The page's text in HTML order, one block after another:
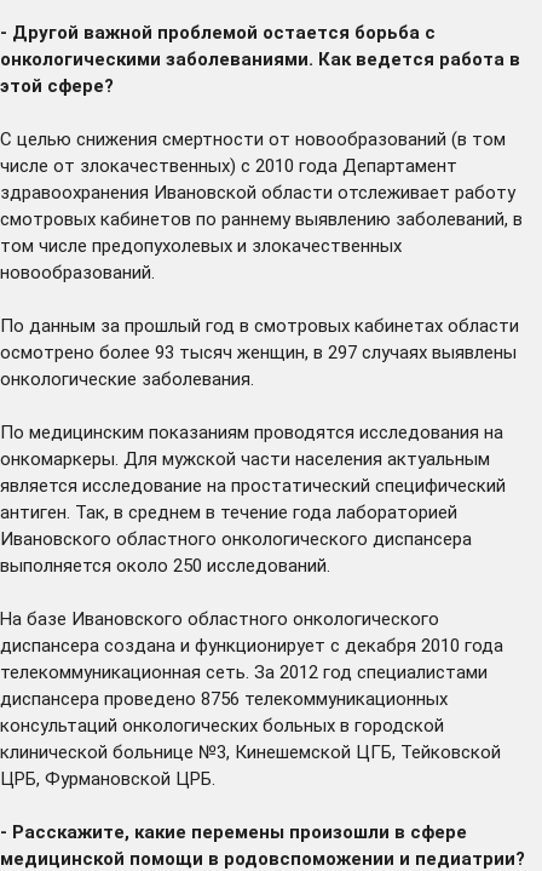
- Другой важной проблемой остается борьба с
онкологическими заболеваниями. Как ведется работа в
этой сфере?
С целью снижения смертности от новообразований (в том
числе от злокачественных) с 2010 года Департамент
здравоохранения Ивановской области отслеживает работу
смотровых кабинетов по раннему выявлению заболеваний, в
том числе предопухолевых и злокачественных
новообразований.
По данным за прошлый год в смотровых кабинетах области
осмотрено более 93 тысяч женщин, в 297 случаях выявлены
онкологические заболевания.
По медицинским показаниям проводятся исследования на
онкомаркеры. Для мужской части населения актуальным
является исследование на простатический специфический
антиген. Так, в среднем в течение года лабораторией
Ивановского областного онкологического диспансера
выполняется около 250 исследований.
На базе Ивановского областного онкологического
диспансера создана и функционирует с декабря 2010 года
телекоммуникационная сеть. За 2012 год специалистами
диспансера проведено 8756 телекоммуникационных
консультаций онкологических больных в городской
клинической больнице №3, Кинешемской ЦГБ, Тейковской
ЦРБ, Фурмановской ЦРБ.
- Расскажите, какие перемены произошли в сфере
медицинской помощи в родовспоможении и педиатрии?